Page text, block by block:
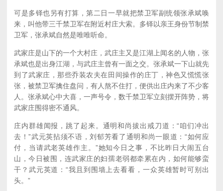
可是多铎也另有打算，第二日一早就把禁卫军副统领张承斌唤
来，叫他带三千禁卫军在附近村庄大索。多铎以亲王身份节制禁
卫军，张承斌自然是唯唯听命。
武家庄是山下的一个大村庄，武庄主又是江湖上闻名的人物，张
承斌也是出身江湖，与武庄主曾有一面之交。张承斌一下山就先
到了武家庄，那些乔装农夫在田间操作的庄丁，神色又慌慌张
张，被禁卫军擒住盘问，有人熬不住打，便供出庄内来了不少客
人。张承斌心中大喜，一声号令，数千禁卫军立刻摆开阵势，将
武家庄围得密不通风。
庄内群雄闻报，跳了起来。通明和尚拔出戒刀道：“咱们冲出
去！”武元英拈须不语，刘郁芳看了通明和尚一眼道：“如何应
付，当请武老英雄作主。”她知今日之事，不比昨日大闹五台
山，今日被围，连武家庄的妇孺老弱都牵累在内，如何能够蛮
干？武元英道：“我且到围墙上去看看，一众英雄暂时可别出
头。”